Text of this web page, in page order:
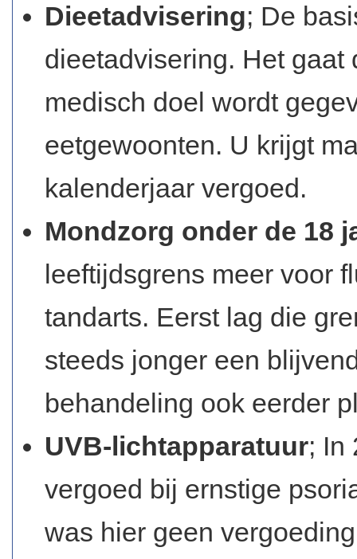
Dieetadvisering; De
dieetadvisering. Het
medisch doel wordt
eetgewoonten. U krijgt
kalenderjaar vergoed.
Mondzorg onder de 18
leeftijdsgrens meer voor
tandarts. Eerst lag die
steeds jonger een
behandeling ook eerder
UVB-lichtapparatuur; In
vergoed bij ernstige
was hier geen